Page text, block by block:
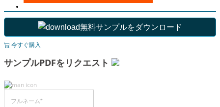
無料サンプルをダウンロード
今すぐ購入
サンプルPDFをリクエスト